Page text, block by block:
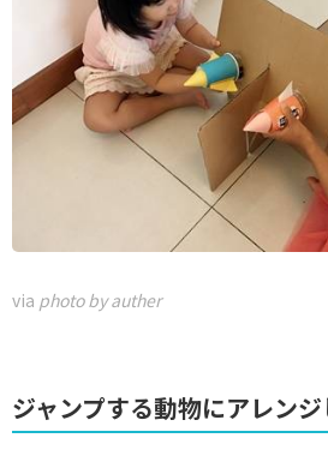
via photo by auther
ジャンプする動物にアレン